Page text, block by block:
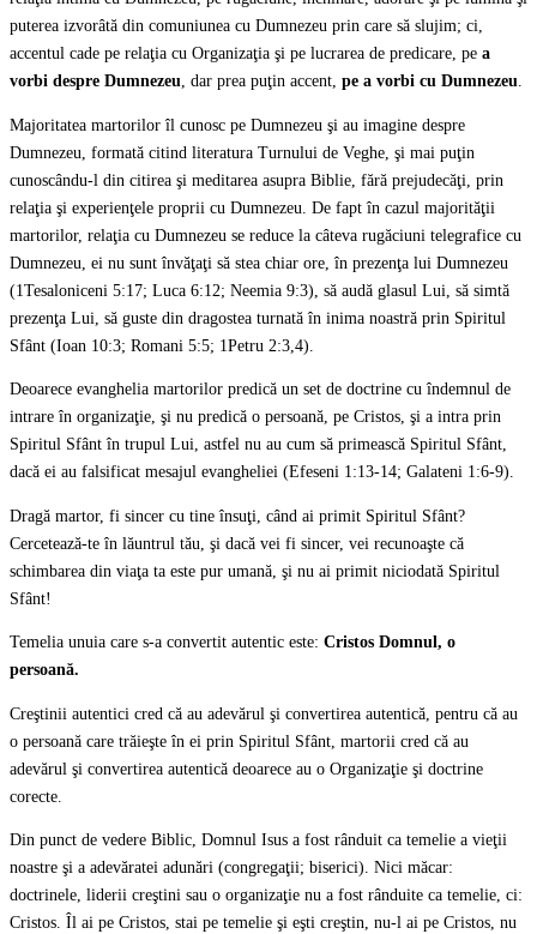
puterea izvorâtă din comuniunea cu Dumnezeu prin care să slujim; ci,
accentul cade pe relaţia cu Organizaţia şi pe lucrarea de predicare, pe a
vorbi despre Dumnezeu, dar prea puţin accent, pe a vorbi cu Dumnezeu.
Majoritatea martorilor îl cunosc pe Dumnezeu şi au imagine despre
Dumnezeu, formată citind literatura Turnului de Veghe, şi mai puţin
cunoscându-l din citirea şi meditarea asupra Biblie, fără prejudecăţi, prin
relaţia şi experienţele proprii cu Dumnezeu. De fapt în cazul majorităţii
martorilor, relaţia cu Dumnezeu se reduce la câteva rugăciuni telegrafice cu
Dumnezeu, ei nu sunt învăţaţi să stea chiar ore, în prezenţa lui Dumnezeu
(1Tesaloniceni 5:17; Luca 6:12; Neemia 9:3), să audă glasul Lui, să simtă
prezenţa Lui, să guste din dragostea turnată în inima noastră prin Spiritul
Sfânt (Ioan 10:3; Romani 5:5; 1Petru 2:3,4).
Deoarece evanghelia martorilor predică un set de doctrine cu îndemnul de
intrare în organizaţie, şi nu predică o persoană, pe Cristos, şi a intra prin
Spiritul Sfânt în trupul Lui, astfel nu au cum să primească Spiritul Sfânt,
dacă ei au falsificat mesajul evangheliei (Efeseni 1:13-14; Galateni 1:6-9).
Dragă martor, fi sincer cu tine însuţi, când ai primit Spiritul Sfânt?
Cercetează-te în lăuntrul tău, şi dacă vei fi sincer, vei recunoaşte că
schimbarea din viaţa ta este pur umană, şi nu ai primit niciodată Spiritul
Sfânt!
Temelia unuia care s-a convertit autentic este: Cristos Domnul, o
persoană.
Creştinii autentici cred că au adevărul şi convertirea autentică, pentru că au
o persoană care trăieşte în ei prin Spiritul Sfânt, martorii cred că au
adevărul şi convertirea autentică deoarece au o Organizaţie şi doctrine
corecte.
Din punct de vedere Biblic, Domnul Isus a fost rânduit ca temelie a vieţii
noastre şi a adevăratei adunări (congregaţii; biserici). Nici măcar:
doctrinele, liderii creştini sau o organizaţie nu a fost rânduite ca temelie, ci:
Cristos. Îl ai pe Cristos, stai pe temelie şi eşti creştin, nu-l ai pe Cristos, nu